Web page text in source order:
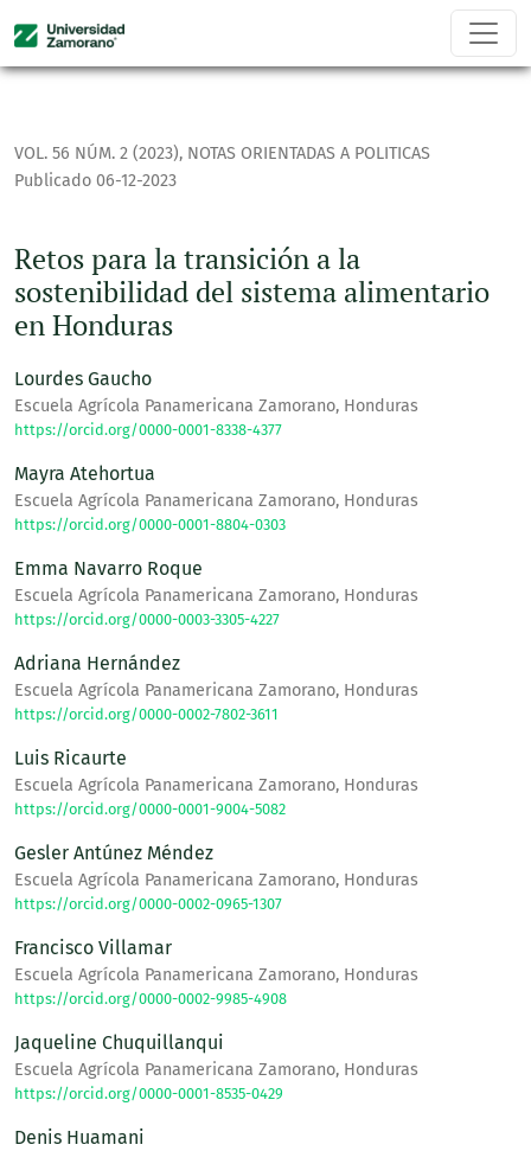
Retos para la transición a la sostenibilidad del sistema
VOL. 56 NÚM. 2 (2023), NOTAS ORIENTADAS A POLITICAS
Retos para la transición a la
sostenibilidad del sistema alimentario
en Honduras
Publicado 06-12-2023
Lourdes Gaucho
Escuela Agrícola Panamericana Zamorano, Honduras
https://orcid.org/0000-0001-8338-4377
Mayra Atehortua
Escuela Agrícola Panamericana Zamorano, Honduras
https://orcid.org/0000-0001-8804-0303
Emma Navarro Roque
Escuela Agrícola Panamericana Zamorano, Honduras
https://orcid.org/0000-0003-3305-4227
Adriana Hernández
Escuela Agrícola Panamericana Zamorano, Honduras
https://orcid.org/0000-0002-7802-3611
Luis Ricaurte
Escuela Agrícola Panamericana Zamorano, Honduras
https://orcid.org/0000-0001-9004-5082
Gesler Antúnez Méndez
Escuela Agrícola Panamericana Zamorano, Honduras
https://orcid.org/0000-0002-0965-1307
Francisco Villamar
Escuela Agrícola Panamericana Zamorano, Honduras
https://orcid.org/0000-0002-9985-4908
Jaqueline Chuquillanqui
Escuela Agrícola Panamericana Zamorano, Honduras
https://orcid.org/0000-0001-8535-0429
Denis Huamani